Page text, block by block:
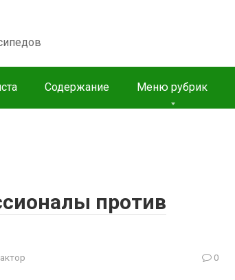
Содержание Меню рубрик
против
0